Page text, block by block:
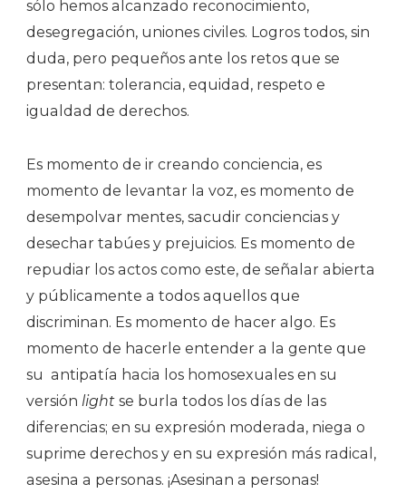
sólo hemos alcanzado reconocimiento,
desegregación, uniones civiles. Logros todos, sin
duda, pero pequeños ante los retos que se
presentan: tolerancia, equidad, respeto e
igualdad de derechos.
Es momento de ir creando conciencia, es
momento de levantar la voz, es momento de
desempolvar mentes, sacudir conciencias y
desechar tabúes y prejuicios. Es momento de
repudiar los actos como este, de señalar abierta
y públicamente a todos aquellos que
discriminan. Es momento de hacer algo. Es
momento de hacerle entender a la gente que
su antipatía hacia los homosexuales en su
versión light se burla todos los días de las
diferencias; en su expresión moderada, niega o
suprime derechos y en su expresión más radical,
asesina a personas. ¡Asesinan a personas!